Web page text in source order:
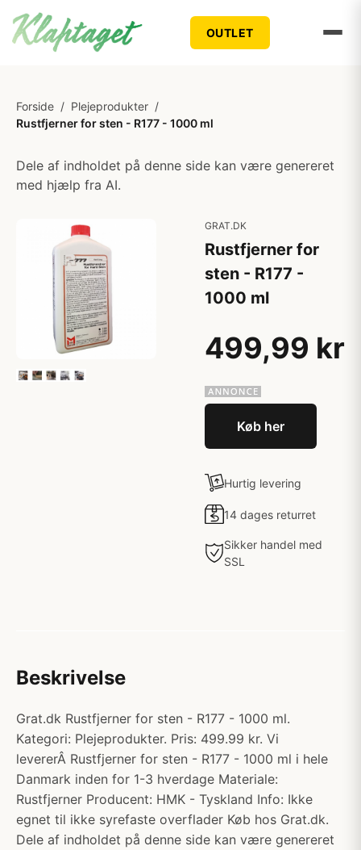
OUTLET
Forside / Plejeprodukter /
Rustfjerner for sten - R177 - 1000 ml
Dele af indholdet på denne side kan være genereret
med hjælp fra AI.
GRAT.DK
Rustfjerner for
sten - R177 -
1000 ml
499,99 kr
Køb her
Hurtig levering
14 dages returret
Sikker handel med
SSL
Beskrivelse
Grat.dk Rustfjerner for sten - R177 - 1000 ml.
Kategori: Plejeprodukter. Pris: 499.99 kr. Vi
levererÂ Rustfjerner for sten - R177 - 1000 ml i hele
Danmark inden for 1-3 hverdage Materiale:
Rustfjerner Producent: HMK - Tyskland Info: Ikke
egnet til ikke syrefaste overflader Køb hos Grat.dk.
Dele af indholdet på denne side kan være genereret